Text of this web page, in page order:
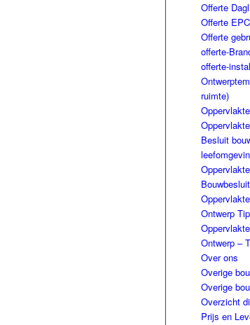
Offerte
Offerte
Offerte
offerte-
offerte-
ruimte)
Besluit
Ontwerp
Ontwerp –
Over ons
Overige
Overige
Overzicht
Prijs en